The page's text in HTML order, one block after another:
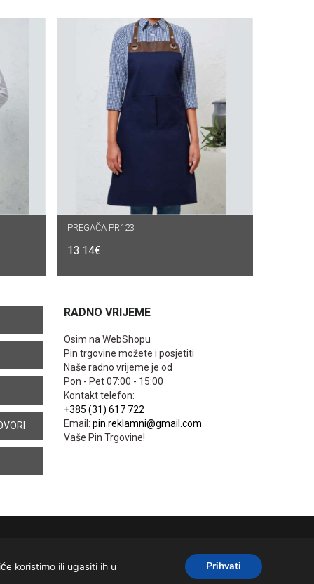
PREGAČA PR123
13.14€
ODABERI OPCIJE
RADNO VRIJEME
Osim na WebShopu
Pin trgovine možete i posjetiti
Naše radno vrijeme je od
Pon - Pet 07:00 - 15:00
Kontakt telefon:
+385 (31) 617 722
Email: pin.reklamni@gmail.com
Vaše Pin Trgovine!
koristimo ili ugasiti ih u Prihvati